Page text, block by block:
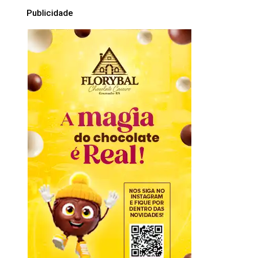
Publicidade